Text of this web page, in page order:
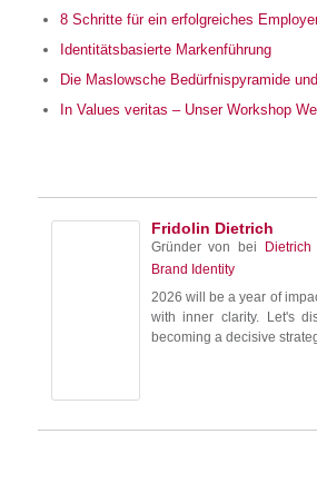
8 Schritte für ein erfolgreiches
Identitätsbasierte Markenführung
Die Maslowsche Bedürfnispyramide
In Values veritas – Unser Workshop
Fridolin Dietrich
Gründer von bei
Brand Identity
2026 will be a year of
with inner clarity. Let's
becoming a decisive